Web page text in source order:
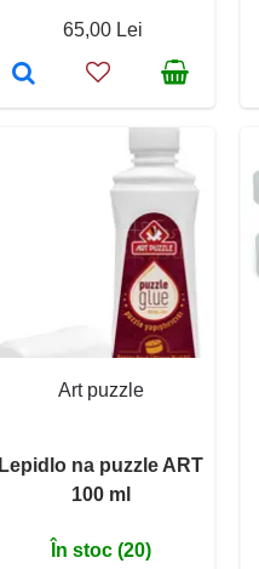
65,00 Lei
Art puzzle
Lepidlo na puzzle ART
100 ml
În stoc (20)